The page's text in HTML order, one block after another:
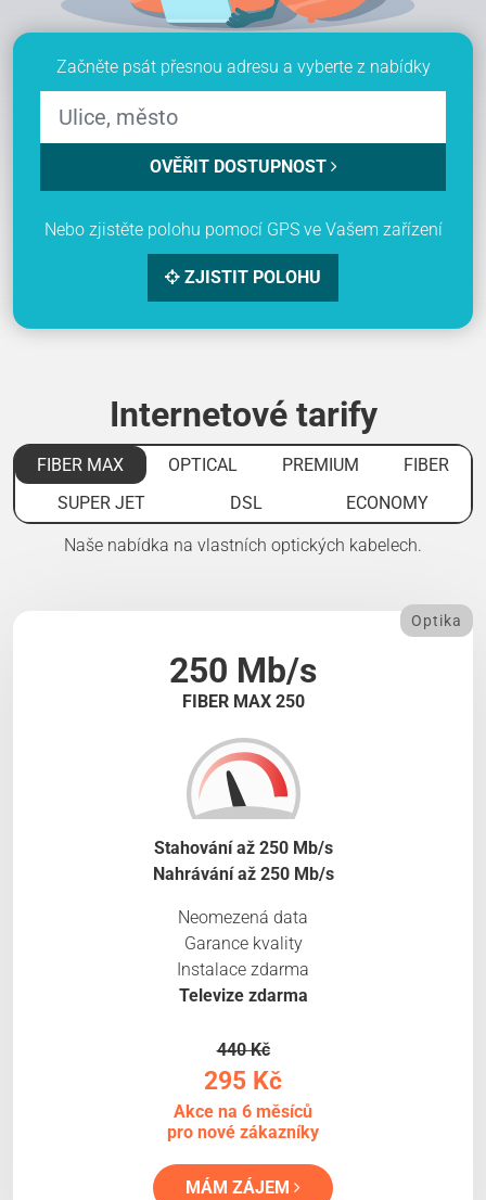
Začněte psát přesnou adresu a vyberte z nabídky
OVĚŘIT DOSTUPNOST
Nebo zjistěte polohu pomocí GPS ve Vašem zařízení
ZJISTIT POLOHU
Internetové tarify
FIBER MAX OPTICAL PREMIUM
FIBER
SUPER JET
DSL ECONOMY
Naše nabídka na vlastních optických kabelech.
250 Mb/s
FIBER MAX 250
Optika
Stahování až 250 Mb/s
Nahrávání až 250 Mb/s
Neomezená data
Garance kvality
Instalace zdarma
Televize zdarma
440 Kč
295 Kč
Akce na 6 měsíců
pro nové zákazníky
MÁM ZÁJEM